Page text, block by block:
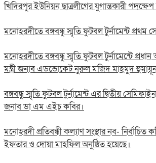
খিদিরপুর ইউনিয়ন ছাত্রলীগের যুগান্তকারী পদক্ষেপ
মনোহরদীতে বঙ্গবন্ধু স্মৃতি ফুটবল টুর্নামেন্ট প্রথম
মনোহরদীতে বঙ্গবন্ধু স্মৃতি ফুটবল টুর্নামেন্টে
মন্ত্রী জনাব এডভোকেট নুরুল মজিদ মাহমুদ
বঙ্গবন্ধু স্মৃতি ফুটবল টুর্নামেন্ট এর দ্বিতীয়
জনাব ডা এম এইচ কবির।
মনোহরদী প্রতিবন্ধী কল্যাণ সংস্থার নব- নির্বাচিত
ইফতার ও দোয়া মাহফিল অনুষ্ঠিত হয়েছে।